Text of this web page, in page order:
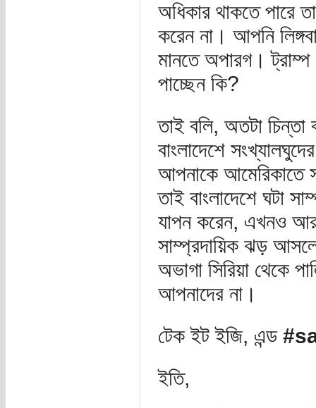
অধিকার থাকতে পারে
করেন না। আপনি
মানতে অপারগ। ট্রাম্প
পাচ্ছেন কি?
তাই বলি, অতটা
বাংলাদেশে
আপনাকে আমেরিকাতে
তাই বাংলাদেশে ঘটা
যাপন করেন, এখনও
সাম্প্রদায়িক ঝড় আসলে
অভাগা সিরিয়া থেকে
আপনাদের না।
টেক ইট ইজি, এন্ড
ইতি,